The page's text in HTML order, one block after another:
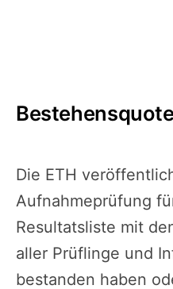
Bestehensquote
Die ETH
Aufnahmeprüfung
Resultatsliste mit
aller Prüflinge und
bestanden haben